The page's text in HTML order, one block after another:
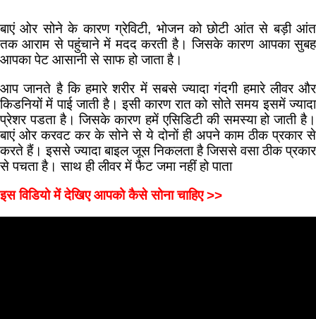
बाएं ओर सोने के कारण ग्रेविटी, भोजन को छोटी आंत से बड़ी आंत
तक आराम से पहुंचाने में मदद करती है। जिसके कारण आपका सुबह
आपका पेट आसानी से साफ हो जाता है।
आप जानते है कि हमारे शरीर में सबसे ज्यादा गंदगी हमारे लीवर और
किडनियों में पाई जाती है। इसी कारण रात को सोते समय इसमें ज्यादा
प्रेशर पडता है। जिसके कारण हमें एसिडिटी की समस्या हो जाती है।
बाएं ओर करवट कर के सोने से ये दोनों ही अपने काम ठीक प्रकार से
करते हैं। इससे ज्यादा बाइल जूस निकलता है जिससे वसा ठीक प्रकार
से पचता है। साथ ही लीवर में फैट जमा नहीं हो पाता
इस विडियो में देखिए आपको कैसे सोना चाहिए >>